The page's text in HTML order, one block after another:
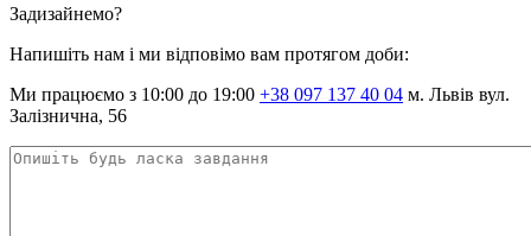
Задизайнемо?
Напишіть нам і ми відповімо вам протягом доби:
Ми працюємо з 10:00 до 19:00 +38 097 137 40 04 м. Львів вул.
Залізнична, 56